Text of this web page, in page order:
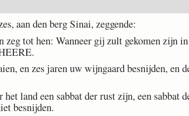
aan den berg Sinai, zeggende:
zeg tot hen: Wanneer gij zult gekomen zijn
en zes jaren uw wijngaard besnijden, en
het land een sabbat der rust zijn, een
besnijden.